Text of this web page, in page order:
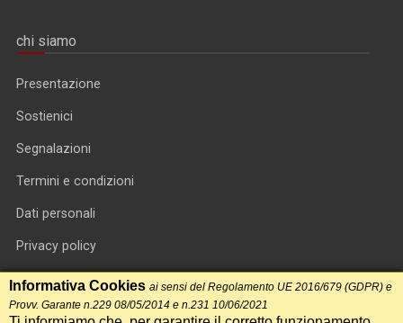
chi siamo
Presentazione
Sostienici
Segnalazioni
Termini e condizioni
Dati personali
Privacy policy
Informativa cookie
RSS feed
Informativa Cookies ai sensi del Regolamento UE 2016/679 (GDPR) e
Provv. Garante n.229 08/05/2014 e n.231 10/06/2021